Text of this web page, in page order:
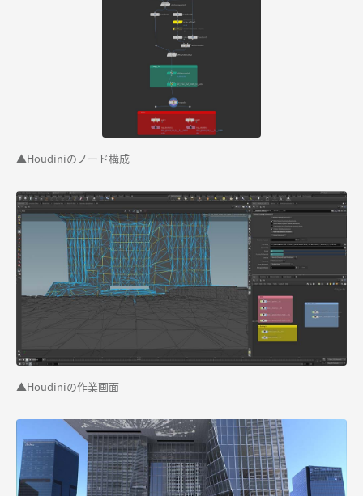
▲Houdiniのノード構成
▲Houdiniの作業画面